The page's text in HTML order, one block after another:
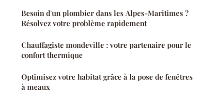
Besoin d'un plombier dans les Alpes-Maritimes ?
Résolvez votre problème rapidement
Chauffagiste mondeville : votre partenaire pour le
confort thermique
Optimisez votre habitat grâce à la pose de fenêtres
à meaux